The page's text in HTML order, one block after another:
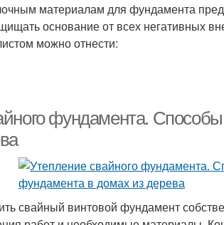
материалам для фундамента
основание от всех негативных
можно отнести:
фундамента.
свайный винтовой фундамент